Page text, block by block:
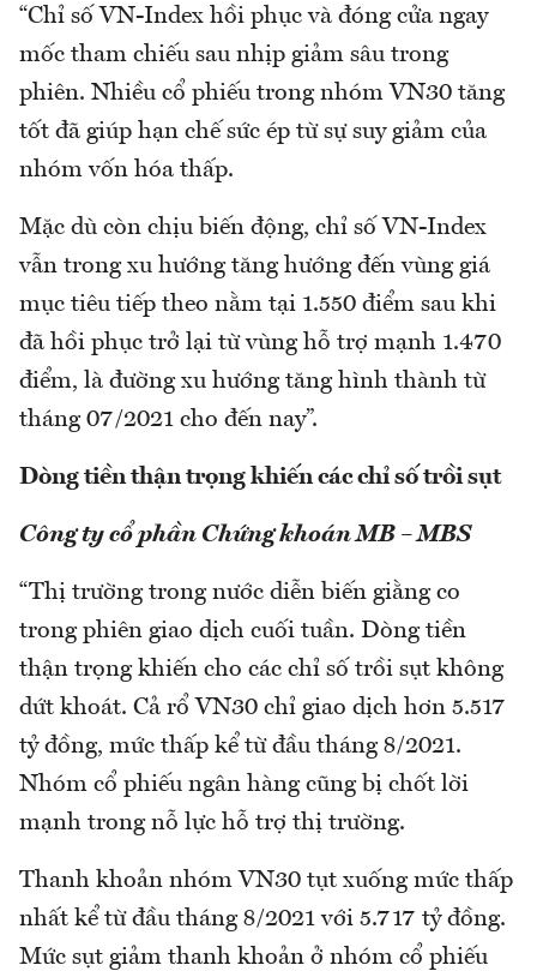
“Chỉ số VN-Index hồi phục và đóng cửa ngay
mốc tham chiếu sau nhịp giảm sâu trong
phiên. Nhiều cổ phiếu trong nhóm VN30 tăng
tốt đã giúp hạn chế sức ép từ sự suy giảm của
nhóm vốn hóa thấp.
Mặc dù còn chịu biến động, chỉ số VN-Index
vẫn trong xu hướng tăng hướng đến vùng giá
mục tiêu tiếp theo nằm tại 1.550 điểm sau khi
đã hồi phục trở lại từ vùng hỗ trợ mạnh 1.470
điểm, là đường xu hướng tăng hình thành từ
tháng 07/2021 cho đến nay”.
Dòng tiền thận trọng khiến các chỉ số trồi sụt
Công ty cổ phần Chứng khoán MB – MBS
“Thị trường trong nước diễn biến giằng co
trong phiên giao dịch cuối tuần. Dòng tiền
thận trọng khiến cho các chỉ số trồi sụt không
dứt khoát. Cả rổ VN30 chỉ giao dịch hơn 5.517
tỷ đồng, mức thấp kể từ đầu tháng 8/2021.
Nhóm cổ phiếu ngân hàng cũng bị chốt lời
mạnh trong nỗ lực hỗ trợ thị trường.
Thanh khoản nhóm VN30 tụt xuống mức thấp
nhất kể từ đầu tháng 8/2021 với 5.717 tỷ đồng.
Mức sụt giảm thanh khoản ở nhóm cổ phiếu